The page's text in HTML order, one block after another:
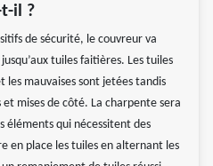
il ?
de sécurité, le couvreur va
tuiles faitières. Les tuiles
les mauvaises sont jetées tandis
mises de côté. La charpente sera
éléments qui nécessitent des
en place les tuiles en alternant les